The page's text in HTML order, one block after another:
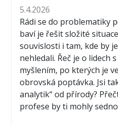
5.4.2026
Rádi se do problematiky
baví je řešit složité
souvislosti i tam, kde by
nehledali. Řeč je o lidech s
myšlením, po kterých je
obrovská poptávka. Jsi
analytik“ od přírody?
profese by ti mohly